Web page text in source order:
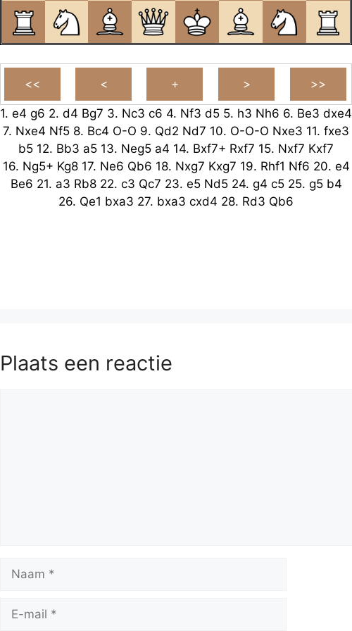
1. e4 g6 2. d4 Bg7 3. Nc3 c6 4. Nf3 d5 5. h3 Nh6 6. Be3 dxe4
7. Nxe4 Nf5 8. Bc4 O-O 9. Qd2 Nd7 10. O-O-O Nxe3 11. fxe3
b5 12. Bb3 a5 13. Neg5 a4 14. Bxf7+ Rxf7 15. Nxf7 Kxf7
16. Ng5+ Kg8 17. Ne6 Qb6 18. Nxg7 Kxg7 19. Rhf1 Nf6 20. e4
Be6 21. a3 Rb8 22. c3 Qc7 23. e5 Nd5 24. g4 c5 25. g5 b4
26. Qe1 bxa3 27. bxa3 cxd4 28. Rd3 Qb6
Plaats een reactie
mail